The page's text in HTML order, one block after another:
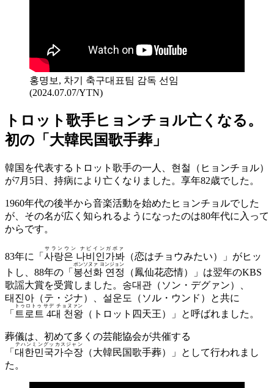
홍명보, 차기 축구대표팀 감독 선임
(2024.07.07/YTN)
トロット歌手ヒョンチョル亡くなる。
初の「大韓民国歌手葬」
韓国を代表するトロット歌手の一人、현철（ヒョンチョル）
が7月5日、持病により亡くなりました。享年82歳でした。
1960年代の後半から音楽活動を始めたヒョンチョルでした
が、その名が広く知られるようになったのは80年代に入って
からです。
83年に「 사랑은 나비인가봐
サランウン ナビインガボァ
（恋はチョウみたい）」がヒッ
トし、88年の「 봉선화 연정
ポンソヌァ ヨンジョン
（鳳仙花恋情）」は翌年のKBS
歌謡大賞を受賞しました。 송대관 （ソン・デグァン）、
태진아 （テ・ジナ）、 설운도
（ソル・ウンド）と共に
「 트로트 4대 천왕
トゥロトゥ サデ チョヌァン
（トロット四天王）」と呼ばれました。
葬儀は、初めて多くの芸能協会が共催する
「 대한민국가수장
テハンミングッカスジャン
（大韓民国歌手葬）」として行われまし
た。